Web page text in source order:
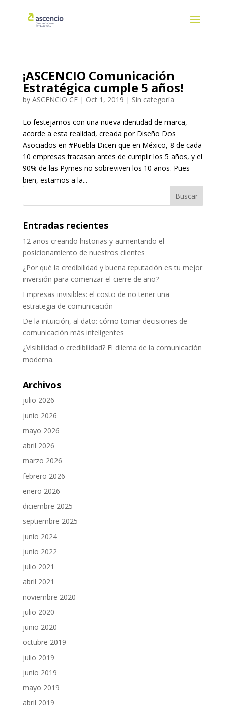
¡ASCENCIO Comunicación
Estratégica cumple 5 años!
by ASCENCIO CE| Oct 1, 2019 | Sin categoría
Lo festejamos con una nueva identidad de marca,
acorde a esta realidad, creada por Diseño Dos
Asociados en #Puebla Dicen que en México, 8 de cada
10 empresas fracasan antes de cumplir los 5 años, y el
90% de las Pymes no sobreviven los 10 años. Pues
bien, estamos a la...
Entradas recientes
12 años creando historias y aumentando el
posicionamiento de nuestros clientes
¿Por qué la credibilidad y buena reputación es tu mejor
inversión para comenzar el cierre de año?
Empresas invisibles: el costo de no tener una
estrategia de comunicación
De la intuición, al dato: cómo tomar decisiones de
comunicación más inteligentes
¿Visibilidad o credibilidad? El dilema de la comunicación
moderna.
Archivos
julio 2026
junio 2026
mayo 2026
abril 2026
marzo 2026
febrero 2026
enero 2026
diciembre 2025
septiembre 2025
junio 2024
junio 2022
julio 2021
abril 2021
noviembre 2020
julio 2020
junio 2020
octubre 2019
julio 2019
junio 2019
mayo 2019
abril 2019